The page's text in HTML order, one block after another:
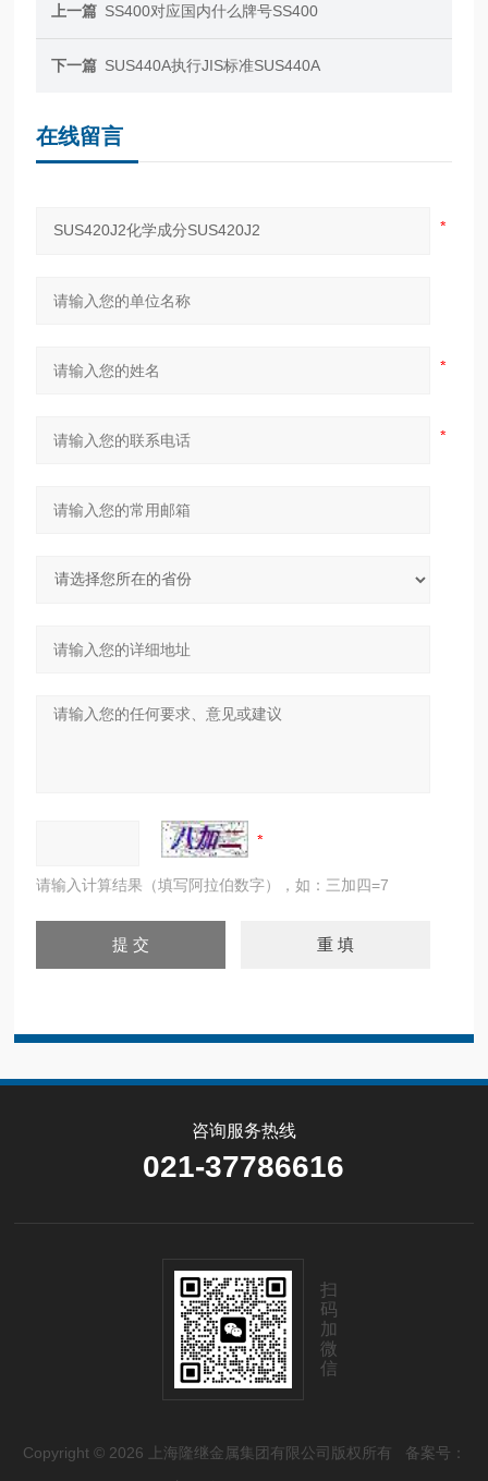
上一篇 SS400对应国内什么牌号SS400
下一篇 SUS440A执行JIS标准SUS440A
在线留言
请输入计算结果（填写阿拉伯数字），如：三加四=7
咨询服务热线
021-37786616
扫
码
加
微
信
Copyright © 2026 上海隆继金属集团有限公司版权所有 备案号：